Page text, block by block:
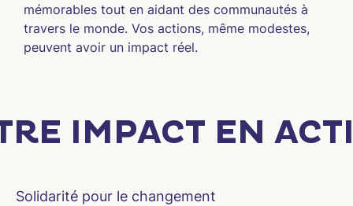
mémorables tout en aidant des communautés à
travers le monde. Vos actions, même modestes,
peuvent avoir un impact réel.
IMPACT EN
Solidarité pour le changement